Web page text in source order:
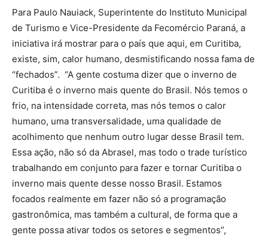
Para Paulo Nauiack, Superintente do Instituto Municipal
de Turismo e Vice-Presidente da Fecomércio Paraná, a
iniciativa irá mostrar para o país que aqui, em Curitiba,
existe, sim, calor humano, desmistificando nossa fama de
“fechados”. “A gente costuma dizer que o inverno de
Curitiba é o inverno mais quente do Brasil. Nós temos o
frio, na intensidade correta, mas nós temos o calor
humano, uma transversalidade, uma qualidade de
acolhimento que nenhum outro lugar desse Brasil tem.
Essa ação, não só da Abrasel, mas todo o trade turístico
trabalhando em conjunto para fazer e tornar Curitiba o
inverno mais quente desse nosso Brasil. Estamos
focados realmente em fazer não só a programação
gastronômica, mas também a cultural, de forma que a
gente possa ativar todos os setores e segmentos”,